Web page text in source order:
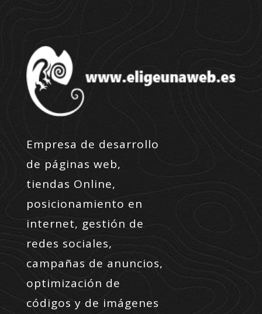
Empresa de desarrollo
de páginas web,
tiendas Online,
posicionamiento en
internet, gestión de
redes sociales,
campañas de anuncios,
optimización de
códigos y de imágenes